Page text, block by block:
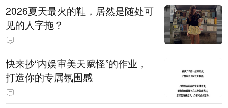
2026夏天最火的鞋，居然是随处可
见的人字拖？
快来抄“内娱审美天赋怪”的作业，
打造你的专属氛围感